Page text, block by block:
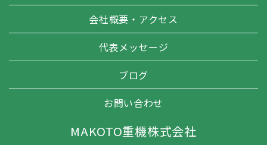
会社概要・アクセス
代表メッセージ
ブログ
お問い合わせ
MAKOTO重機株式会社